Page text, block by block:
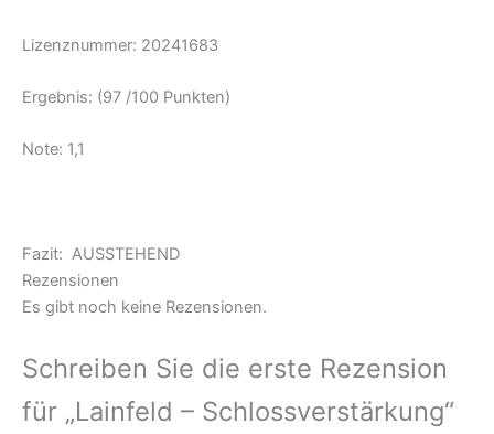
Lizenznummer: 20241683
Ergebnis: (97 /100 Punkten)
Note: 1,1
Fazit: AUSSTEHEND
Rezensionen
Es gibt noch keine Rezensionen.
Schreiben Sie die erste Rezension
für „Lainfeld – Schlossverstärkung“